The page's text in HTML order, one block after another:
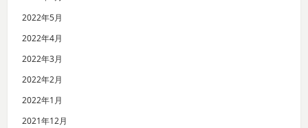
2022年5月
2022年4月
2022年3月
2022年2月
2022年1月
2021年12月